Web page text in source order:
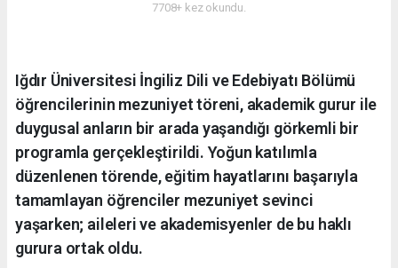
7708+ kez okundu.
Iğdır Üniversitesi İngiliz Dili ve Edebiyatı Bölümü
öğrencilerinin mezuniyet töreni, akademik gurur ile
duygusal anların bir arada yaşandığı görkemli bir
programla gerçekleştirildi. Yoğun katılımla
düzenlenen törende, eğitim hayatlarını başarıyla
tamamlayan öğrenciler mezuniyet sevinci
yaşarken; aileleri ve akademisyenler de bu haklı
gurura ortak oldu.